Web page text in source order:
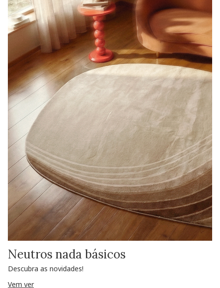
Neutros nada básicos
Descubra as novidades!
Vem ver